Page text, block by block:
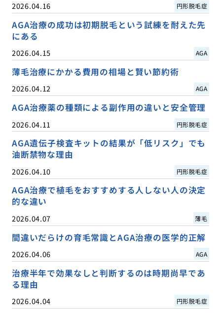
2026.04.16 円形脱毛症
AGA治療の成功は初期脱毛という試練を耐えた先
にある
2026.04.15 AGA
薄毛治療にかかる費用の相場と賢い節約術
2026.04.12 AGA
AGA治療薬の種類による副作用の違いと安全管理
2026.04.11 円形脱毛症
AGA遺伝子検査キットの結果が「低リスク」でも
油断禁物な理由
2026.04.10 円形脱毛症
AGA治療で植毛をおすすめする人しない人の決定
的な違い
2026.04.07 薄毛
間違いだらけの育毛常識とAGA治療の医学的正解
2026.04.06 AGA
治療半年で効果なしと判断するのは時期尚早であ
る理由
2026.04.04 円形脱毛症